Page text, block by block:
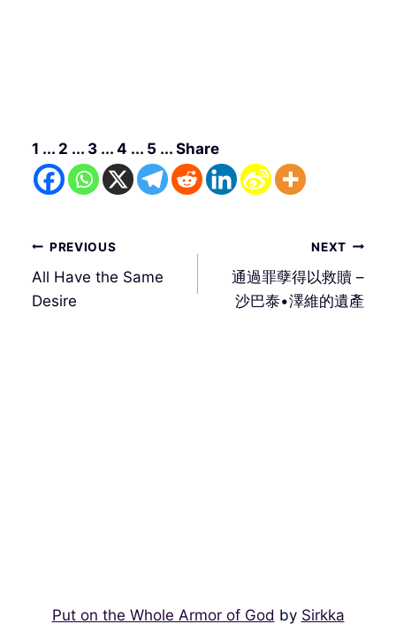
1 ... 2 ... 3 ... 4 ... 5 ... Share
文
章
導
PREVIOUS
All Have the Same
Desire
NEXT
通過罪孽得以救贖 –
沙巴泰•澤維的遺產
Put on the Whole Armor of God by Sirkka